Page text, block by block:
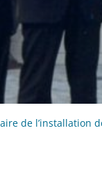
de l’installation